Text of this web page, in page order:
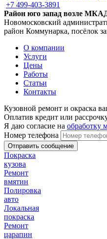
+7 499-403-3891
Район юго запад возле
Новомосковский
район Коммунарка, посёлок
О компании
Услуги
Цены
Работы
Статьи
Контакты
Кузовной ремонт и окраска
Оплатив кредит или
Я даю согласие на обработку
Номер телефона
Покраска
кузова
Ремонт
вмятин
Полировка
авто
Локальная
покраска
Ремонт
царапин